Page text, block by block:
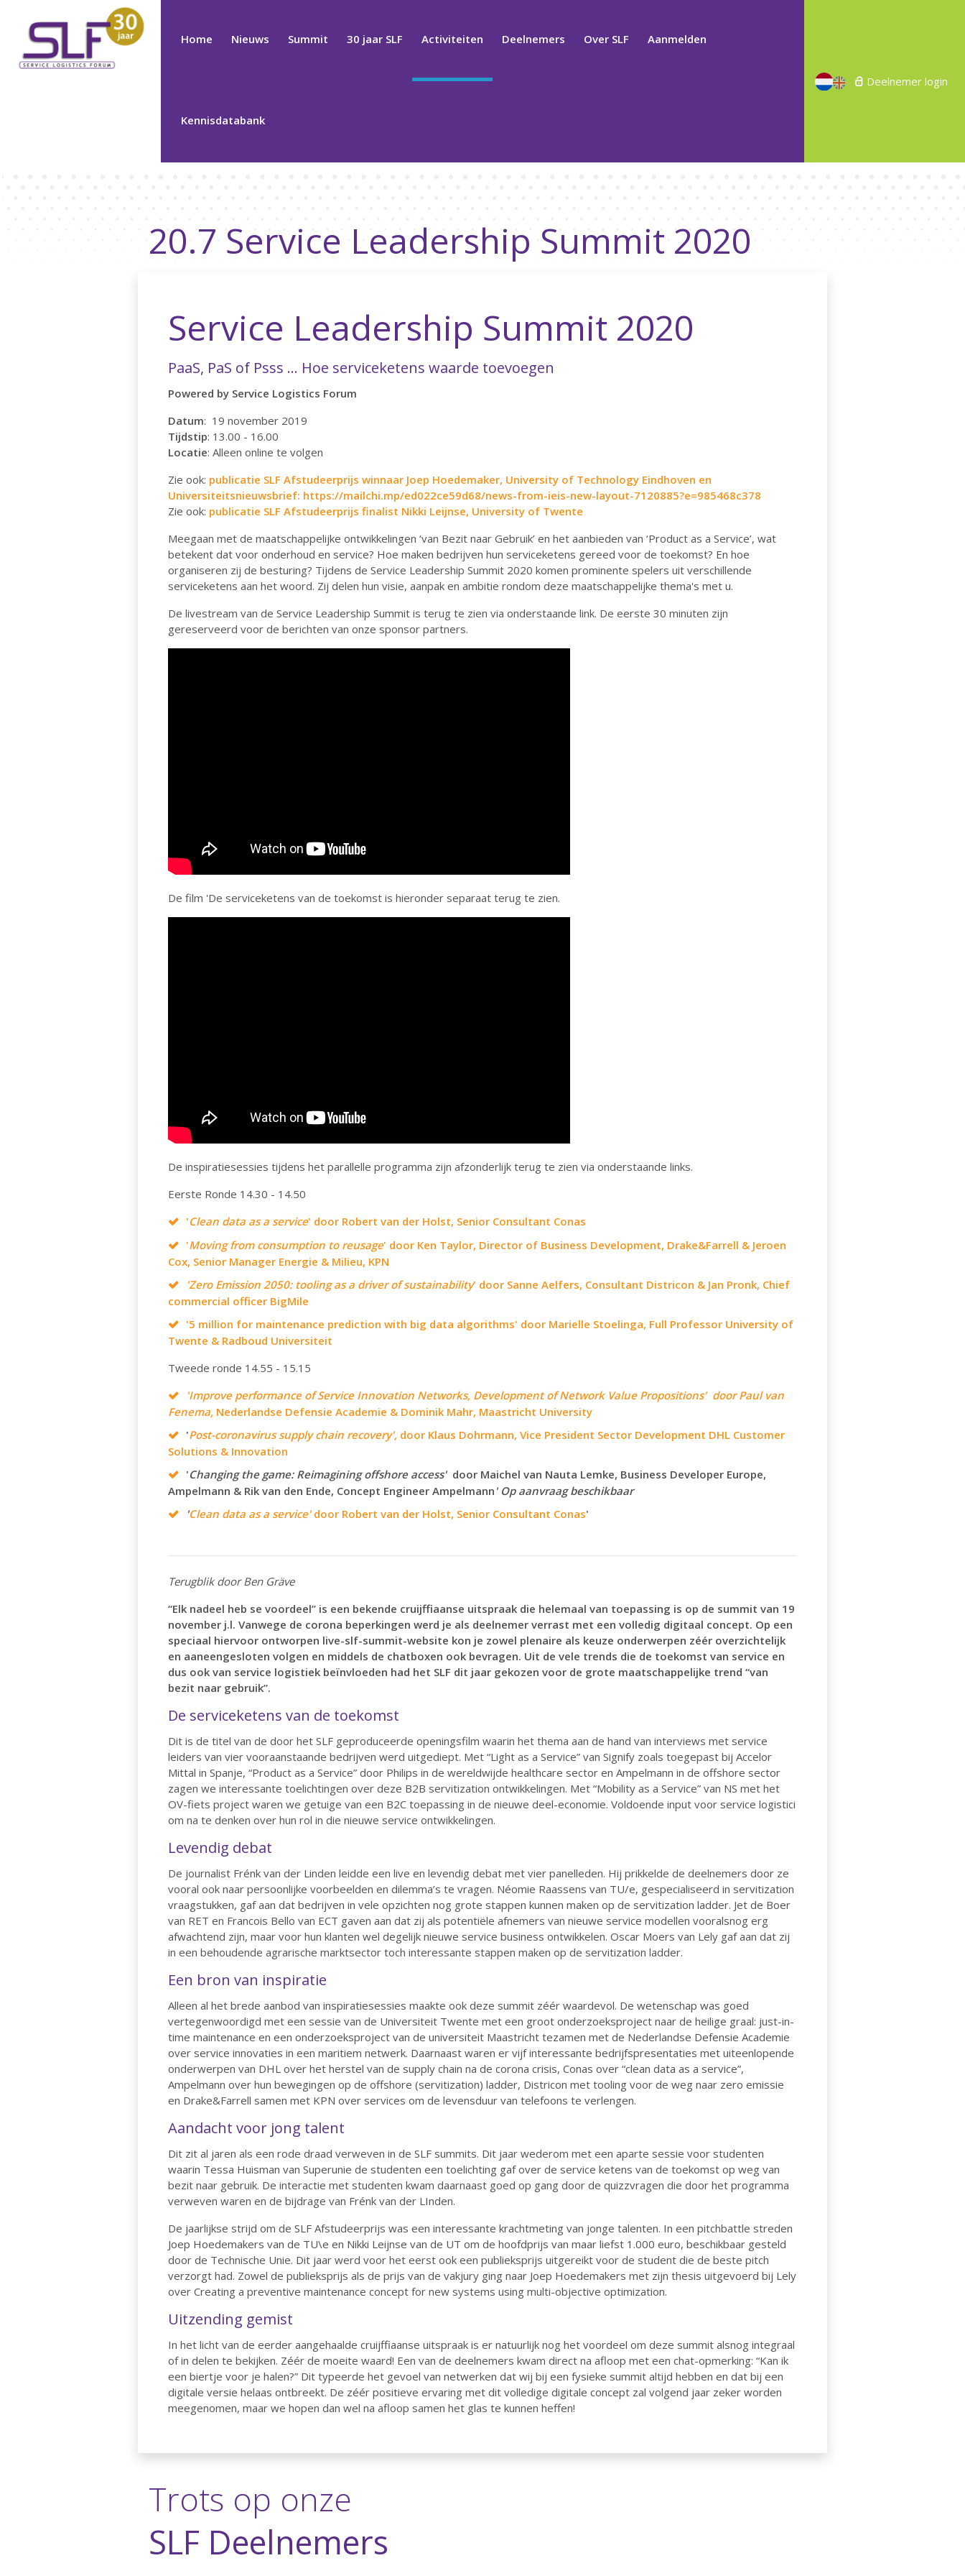
Home Nieuws Summit 30 jaar SLF Activiteiten Deelnemers Over SLF Aanmelden
Kennisdatabank
Deelnemer login
20.7 Service Leadership Summit 2020
Service Leadership Summit 2020
PaaS, PaS of Psss ... Hoe serviceketens waarde toevoegen
Powered by Service Logistics Forum
Datum: 19 november 2019
Tijdstip: 13.00 - 16.00
Locatie: Alleen online te volgen
Zie ook: publicatie SLF Afstudeerprijs winnaar Joep Hoedemaker, University of Technology Eindhoven en
Universiteitsnieuwsbrief: https://mailchi.mp/ed022ce59d68/news-from-ieis-new-layout-7120885?e=985468c378
Zie ook: publicatie SLF Afstudeerprijs finalist Nikki Leijnse, University of Twente
Meegaan met de maatschappelijke ontwikkelingen ‘van Bezit naar Gebruik’ en het aanbieden van ‘Product as a Service’, wat
betekent dat voor onderhoud en service? Hoe maken bedrijven hun serviceketens gereed voor de toekomst? En hoe
organiseren zij de besturing? Tijdens de Service Leadership Summit 2020 komen prominente spelers uit verschillende
serviceketens aan het woord. Zij delen hun visie, aanpak en ambitie rondom deze maatschappelijke thema's met u.
De livestream van de Service Leadership Summit is terug te zien via onderstaande link. De eerste 30 minuten zijn
gereserveerd voor de berichten van onze sponsor partners.
De film 'De serviceketens van de toekomst is hieronder separaat terug te zien.
De inspiratiesessies tijdens het parallelle programma zijn afzonderlijk terug te zien via onderstaande links.
Eerste Ronde 14.30 - 14.50
'Clean data as a service' door Robert van der Holst, Senior Consultant Conas
'Moving from consumption to reusage' door Ken Taylor, Director of Business Development, Drake&Farrell & Jeroen
Cox, Senior Manager Energie & Milieu, KPN
'Zero Emission 2050: tooling as a driver of sustainability' door Sanne Aelfers, Consultant Districon & Jan Pronk, Chief
commercial officer BigMile
'5 million for maintenance prediction with big data algorithms' door Marielle Stoelinga, Full Professor University of
Twente & Radboud Universiteit
Tweede ronde 14.55 - 15.15
'Improve performance of Service Innovation Networks, Development of Network Value Propositions' door Paul van
Fenema, Nederlandse Defensie Academie & Dominik Mahr, Maastricht University
'Post-coronavirus supply chain recovery', door Klaus Dohrmann, Vice President Sector Development DHL Customer
Solutions & Innovation
'Changing the game: Reimagining offshore access' door Maichel van Nauta Lemke, Business Developer Europe,
Ampelmann & Rik van den Ende, Concept Engineer Ampelmann ' Op aanvraag beschikbaar
'Clean data as a service'door Robert van der Holst, Senior Consultant Conas'
Terugblik door Ben Gräve
“Elk nadeel heb se voordeel” is een bekende cruijffiaanse uitspraak die helemaal van toepassing is op de summit van 19
november j.l. Vanwege de corona beperkingen werd je als deelnemer verrast met een volledig digitaal concept. Op een
speciaal hiervoor ontworpen live-slf-summit-website kon je zowel plenaire als keuze onderwerpen zéér overzichtelijk
en aaneengesloten volgen en middels de chatboxen ook bevragen. Uit de vele trends die de toekomst van service en
dus ook van service logistiek beïnvloeden had het SLF dit jaar gekozen voor de grote maatschappelijke trend “van
bezit naar gebruik”.
De serviceketens van de toekomst
Dit is de titel van de door het SLF geproduceerde openingsfilm waarin het thema aan de hand van interviews met service
leiders van vier vooraanstaande bedrijven werd uitgediept. Met “Light as a Service” van Signify zoals toegepast bij Accelor
Mittal in Spanje, “Product as a Service” door Philips in de wereldwijde healthcare sector en Ampelmann in de offshore sector
zagen we interessante toelichtingen over deze B2B servitization ontwikkelingen. Met “Mobility as a Service” van NS met het
OV-fiets project waren we getuige van een B2C toepassing in de nieuwe deel-economie. Voldoende input voor service logistici
om na te denken over hun rol in die nieuwe service ontwikkelingen.
Levendig debat
De journalist Frénk van der Linden leidde een live en levendig debat met vier panelleden. Hij prikkelde de deelnemers door ze
vooral ook naar persoonlijke voorbeelden en dilemma’s te vragen. Néomie Raassens van TU/e, gespecialiseerd in servitization
vraagstukken, gaf aan dat bedrijven in vele opzichten nog grote stappen kunnen maken op de servitization ladder. Jet de Boer
van RET en Francois Bello van ECT gaven aan dat zij als potentiële afnemers van nieuwe service modellen vooralsnog erg
afwachtend zijn, maar voor hun klanten wel degelijk nieuwe service business ontwikkelen. Oscar Moers van Lely gaf aan dat zij
in een behoudende agrarische marktsector toch interessante stappen maken op de servitization ladder.
Een bron van inspiratie
Alleen al het brede aanbod van inspiratiesessies maakte ook deze summit zéér waardevol. De wetenschap was goed
vertegenwoordigd met een sessie van de Universiteit Twente met een groot onderzoeksproject naar de heilige graal: just-in-
time maintenance en een onderzoeksproject van de universiteit Maastricht tezamen met de Nederlandse Defensie Academie
over service innovaties in een maritiem netwerk. Daarnaast waren er vijf interessante bedrijfspresentaties met uiteenlopende
onderwerpen van DHL over het herstel van de supply chain na de corona crisis, Conas over “clean data as a service”,
Ampelmann over hun bewegingen op de offshore (servitization) ladder, Districon met tooling voor de weg naar zero emissie
en Drake&Farrell samen met KPN over services om de levensduur van telefoons te verlengen.
Aandacht voor jong talent
Dit zit al jaren als een rode draad verweven in de SLF summits. Dit jaar wederom met een aparte sessie voor studenten
waarin Tessa Huisman van Superunie de studenten een toelichting gaf over de service ketens van de toekomst op weg van
bezit naar gebruik. De interactie met studenten kwam daarnaast goed op gang door de quizzvragen die door het programma
verweven waren en de bijdrage van Frénk van der LInden.
De jaarlijkse strijd om de SLF Afstudeerprijs was een interessante krachtmeting van jonge talenten. In een pitchbattle streden
Joep Hoedemakers van de TU\e en Nikki Leijnse van de UT om de hoofdprijs van maar liefst 1.000 euro, beschikbaar gesteld
door de Technische Unie. Dit jaar werd voor het eerst ook een publieksprijs uitgereikt voor de student die de beste pitch
verzorgt had. Zowel de publieksprijs als de prijs van de vakjury ging naar Joep Hoedemakers met zijn thesis uitgevoerd bij Lely
over Creating a preventive maintenance concept for new systems using multi-objective optimization.
Uitzending gemist
In het licht van de eerder aangehaalde cruijffiaanse uitspraak is er natuurlijk nog het voordeel om deze summit alsnog integraal
of in delen te bekijken. Zéér de moeite waard! Een van de deelnemers kwam direct na afloop met een chat-opmerking: “Kan ik
een biertje voor je halen?” Dit typeerde het gevoel van netwerken dat wij bij een fysieke summit altijd hebben en dat bij een
digitale versie helaas ontbreekt. De zéér positieve ervaring met dit volledige digitale concept zal volgend jaar zeker worden
meegenomen, maar we hopen dan wel na afloop samen het glas te kunnen heffen!
Trots op onze
SLF Deelnemers